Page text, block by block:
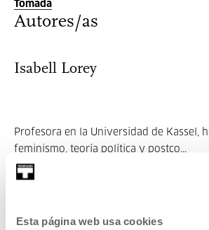
Esta página web usa cookies
Tomada
Autores/as
Isabell Lorey
Profesora en la Universidad de Kassel,
feminismo, teoría política y postco...
MÁS INFORMACIÓN